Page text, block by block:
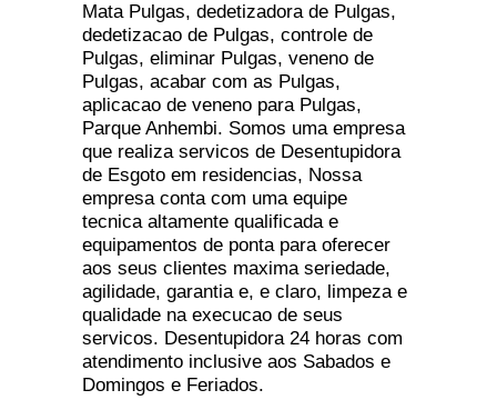
Mata Pulgas, dedetizadora de Pulgas,
dedetizacao de Pulgas, controle de
Pulgas, eliminar Pulgas, veneno de
Pulgas, acabar com as Pulgas,
aplicacao de veneno para Pulgas,
Parque Anhembi. Somos uma empresa
que realiza servicos de Desentupidora
de Esgoto em residencias, Nossa
empresa conta com uma equipe
tecnica altamente qualificada e
equipamentos de ponta para oferecer
aos seus clientes maxima seriedade,
agilidade, garantia e, e claro, limpeza e
qualidade na execucao de seus
servicos. Desentupidora 24 horas com
atendimento inclusive aos Sabados e
Domingos e Feriados.